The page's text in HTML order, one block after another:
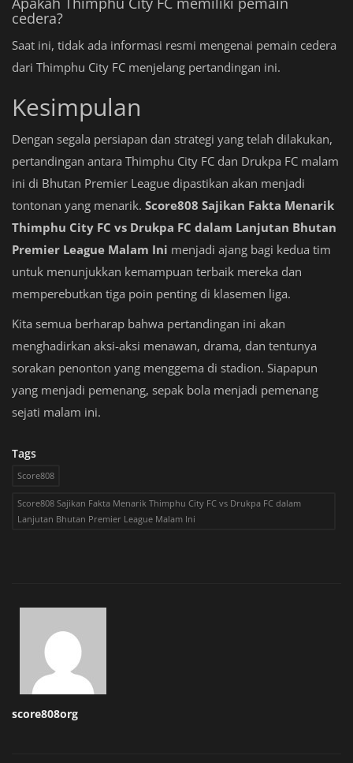
cedera?
Saat ini, tidak ada informasi resmi mengenai pemain cedera
dari Thimphu City FC menjelang pertandingan ini.
Kesimpulan
Dengan segala persiapan dan strategi yang telah dilakukan,
pertandingan antara Thimphu City FC dan Drukpa FC malam
ini di Bhutan Premier League dipastikan akan menjadi
tontonan yang menarik. Score808 Sajikan Fakta Menarik
Thimphu City FC vs Drukpa FC dalam Lanjutan Bhutan
Premier League Malam Ini menjadi ajang bagi kedua tim
untuk menunjukkan kemampuan terbaik mereka dan
memperebutkan tiga poin penting di klasemen liga.
Kita semua berharap bahwa pertandingan ini akan
menghadirkan aksi-aksi menawan, drama, dan tentunya
sorakan penonton yang menggema di stadion. Siapapun
yang menjadi pemenang, sepak bola menjadi pemenang
sejati malam ini.
Tags
Score808
Score808 Sajikan Fakta Menarik Thimphu City FC vs Drukpa FC dalam
Lanjutan Bhutan Premier League Malam Ini
score808org